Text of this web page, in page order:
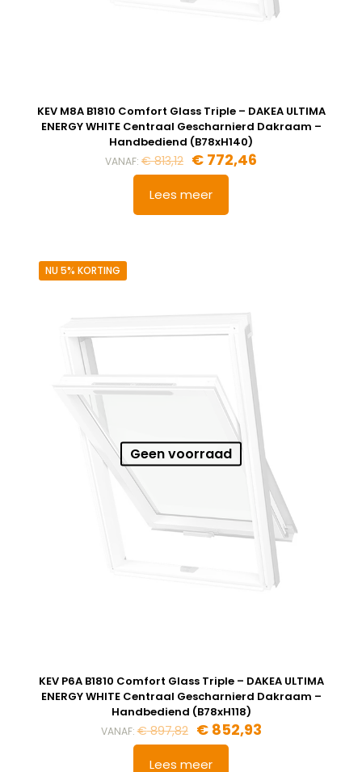
KEV M8A B1810 Comfort Glass Triple – DAKEA ULTIMA
ENERGY WHITE Centraal Gescharnierd Dakraam –
Handbediend (B78xH140)
VANAF: €813,12 Oorspronkelijke
prijs
was:
€ 813,12.
€ 772,46
Lees meer
NU 5% KORTING
Geen voorraad
KEV P6A B1810 Comfort Glass Triple – DAKEA ULTIMA
ENERGY WHITE Centraal Gescharnierd Dakraam –
Handbediend (B78xH118)
VANAF:€897,82 Oorspronkelijke
prijs
was:
€852,93Huidige
Lees meer